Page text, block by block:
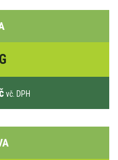
vč. DPH